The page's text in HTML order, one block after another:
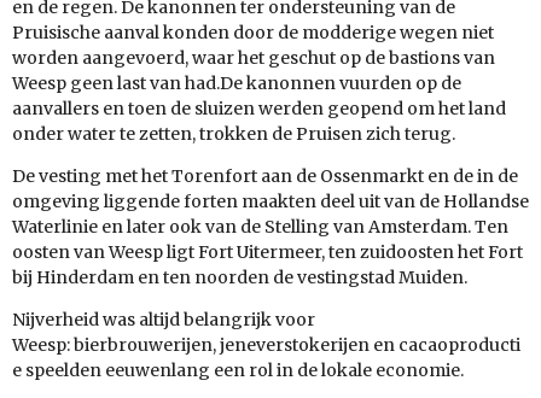
en de regen. De kanonnen ter ondersteuning van de
Pruisische aanval konden door de modderige wegen niet
worden aangevoerd, waar het geschut op de bastions van
Weesp geen last van had.De kanonnen vuurden op de
aanvallers en toen de sluizen werden geopend om het land
onder water te zetten, trokken de Pruisen zich terug.
De vesting met het Torenfort aan de Ossenmarkt en de in de
omgeving liggende forten maakten deel uit van de Hollandse
Waterlinie en later ook van de Stelling van Amsterdam. Ten
oosten van Weesp ligt Fort Uitermeer, ten zuidoosten het Fort
bij Hinderdam en ten noorden de vestingstad Muiden.
Nijverheid was altijd belangrijk voor
Weesp: bierbrouwerijen, jeneverstokerijen en cacaoproducti
e speelden eeuwenlang een rol in de lokale economie.